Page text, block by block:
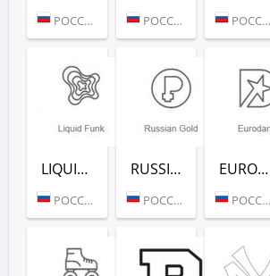
РОССИЯ (МОСКВА) РОССИЯ (МОСКВА) РОССИЯ (МОСКВА)
LIQUID FUNK (РАДИО РЕКОРД)
РОССИЯ (МОСКВА)
RUSSIAN GOLD (РАДИО РЕКОРД)
РОССИЯ (МОСКВА)
EURODANCE (РАДИО РЕКОРД)
РОССИЯ (МОСКВА)